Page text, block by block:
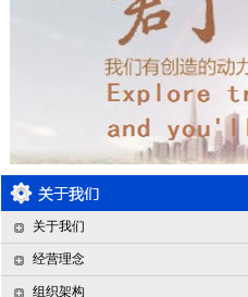
关于我们
经营理念
组织架构